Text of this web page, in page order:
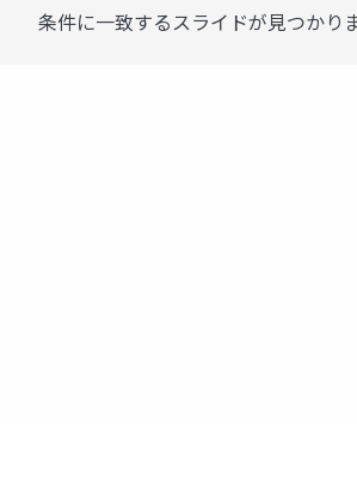
条件に一致するスライドが見つかり